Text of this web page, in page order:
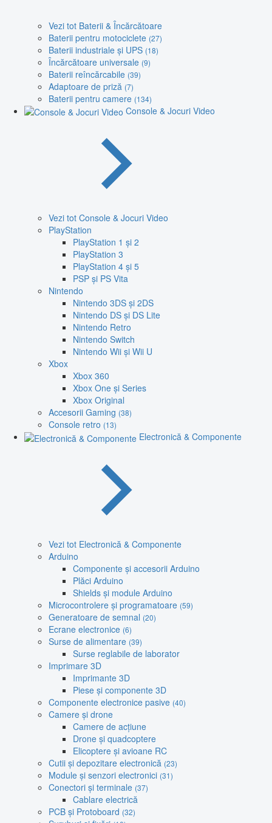
Vezi tot Baterii & Încărcătoare
Baterii pentru motociclete (27)
Baterii industriale și UPS (18)
Încărcătoare universale (9)
Baterii reîncărcabile (39)
Adaptoare de priză (7)
Baterii pentru camere (134)
Console & Jocuri Video
Vezi tot Console & Jocuri Video
PlayStation
PlayStation 1 și 2
PlayStation 3
PlayStation 4 și 5
PSP și PS Vita
Nintendo
Nintendo 3DS și 2DS
Nintendo DS și DS Lite
Nintendo Retro
Nintendo Switch
Nintendo Wii și Wii U
Xbox
Xbox 360
Xbox One și Series
Xbox Original
Accesorii Gaming (38)
Console retro (13)
Electronică & Componente
Vezi tot Electronică & Componente
Arduino
Componente și accesorii Arduino
Plăci Arduino
Shields și module Arduino
Microcontrolere și programatoare (59)
Generatoare de semnal (20)
Ecrane electronice (6)
Surse de alimentare (39)
Surse reglabile de laborator
Imprimare 3D
Imprimante 3D
Piese și componente 3D
Componente electronice pasive (40)
Camere și drone
Camere de acțiune
Drone și quadcoptere
Elicoptere și avioane RC
Cutii și depozitare electronică (23)
Module și senzori electronici (31)
Conectori și terminale (37)
Cablare electrică
PCB și Protoboard (32)